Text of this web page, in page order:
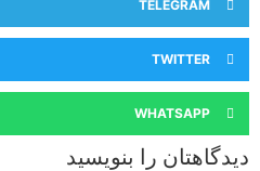
TELEGRAM
TWITTER
WHATSAPP
دیدگاهتان را بنویسید